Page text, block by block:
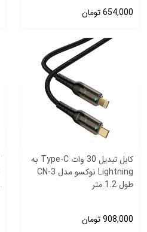
654,000تومان
کابل تبدیل 30 وات Type-C به
Lightning نوکسو مدل CN-3
طول 1.2 متر
908,000تومان